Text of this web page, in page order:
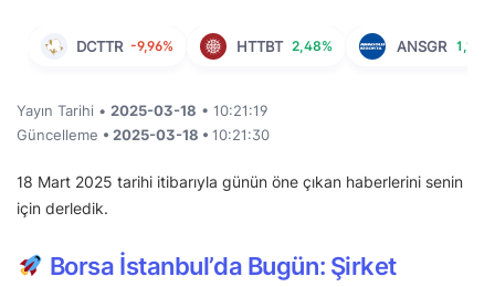
DCTTR -9,96% HTTBT 2,48% ANSGR 1,17%
Yayın Tarihi • 2025-03-18 • 10:21:19
Güncelleme • 2025-03-18 • 10:21:30
18 Mart 2025 tarihi itibarıyla günün öne çıkan haberlerini senin
için derledik.
Borsa İstanbul’da Bugün: Şirket